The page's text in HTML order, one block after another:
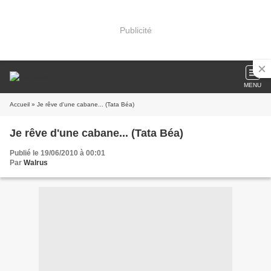
Publicité
MENU
Accueil » Je rêve d'une cabane... (Tata Béa)
Je rêve d'une cabane... (Tata Béa)
Publié le 19/06/2010 à 00:01
Par Walrus